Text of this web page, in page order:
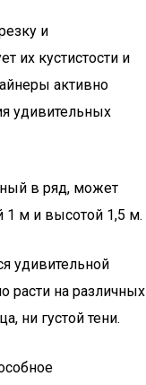
и
их кустистости и
активно
удивительных
в ряд, может
1 м и высотой 1,5 м.
удивительной
расти на различных
ни густой тени.